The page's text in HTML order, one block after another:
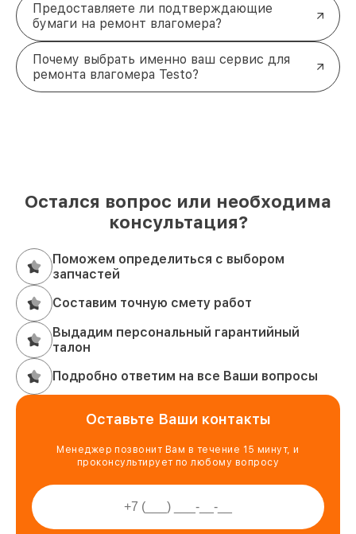
Галиаскара Камала, д. 41. Наши специалисты
готовы обеспечить надежную работу вашего
оборудования.
Предоставляете ли подтверждающие
бумаги на ремонт влагомера?
Почему выбрать именно ваш сервис для
ремонта влагомера Testo?
Остался вопрос или необходима
консультация?
Поможем определиться с выбором
запчастей
Составим точную смету работ
Выдадим персональный гарантийный
талон
Подробно ответим на все Ваши вопросы
Оставьте Ваши контакты
Менеджер позвонит Вам в течение 15 минут, и
проконсультирует по любому вопросу